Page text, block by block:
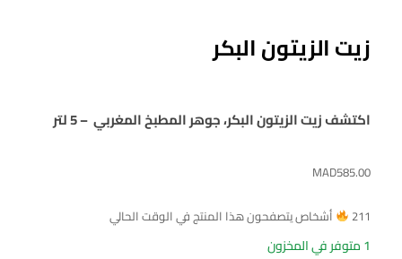
زيت الزيتون البكر
اكتشف زيت الزيتون البكر، جوهر المطبخ المغربي – 5 لتر
MAD585.00
211 أشخاص يتصفحون هذا المنتج في الوقت الحالي
1 متوفر في المخزون